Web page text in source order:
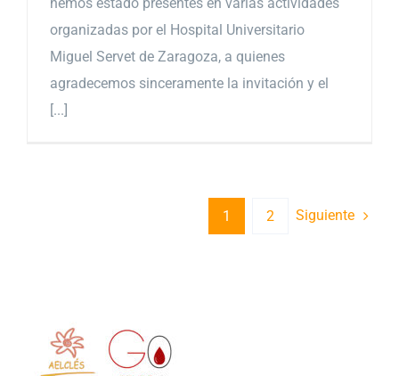
organizadas por el Hospital Universitario
Miguel Servet de Zaragoza, a quienes
agradecemos sinceramente la invitación y el
[...]
1 2 Siguiente